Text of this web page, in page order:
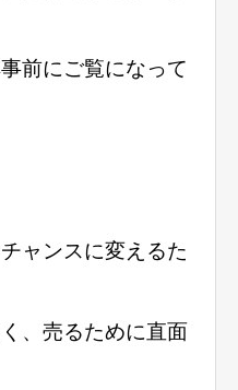
前にご覧になって
ャンスに変えるた
、売るために直面